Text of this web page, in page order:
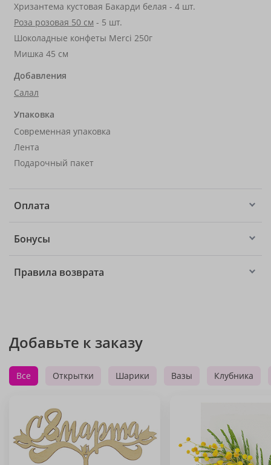
Хризантема кустовая Бакарди белая - 4 шт.
Роза розовая 50 см - 5 шт.
Шоколадные конфеты Merci 250г
Мишка 45 см
Добавления
Салал
Упаковка
Современная упаковка
Лента
Подарочный пакет
Оплата
Бонусы
Правила возврата
Добавьте к заказу
Все Открытки Шарики Вазы Клубника